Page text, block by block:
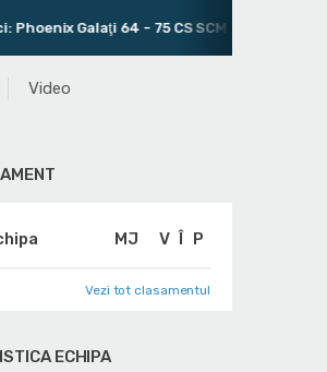
64 - 75 CS SCM Timisoara
Video
MJ V Î P
Vezi tot clasamentul
ECHIPA